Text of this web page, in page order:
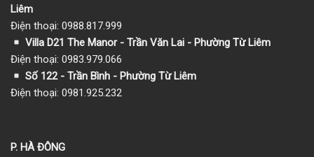
Liêm
Điện thoại: 0988.817.999
Villa D21 The Manor - Trần Văn Lai - Phường Từ Liêm
Điện thoại: 0983.979.066
Số 122 - Trần Bình - Phường Từ Liêm
Điện thoại: 0981.925.232
P. HÀ ĐÔNG